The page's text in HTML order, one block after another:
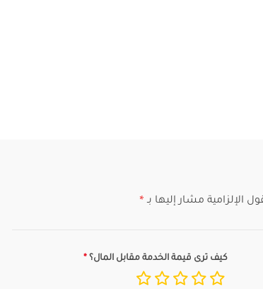
الإلزامية مشار إليها بـ *
كيف ترى قيمة الخدمة مقابل المال؟